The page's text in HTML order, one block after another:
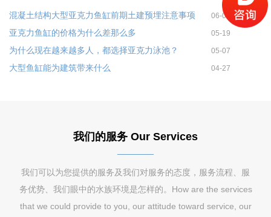
混凝土结构大型亚克力鱼缸前期土建预埋注意事项 06-02
亚克力鱼缸的价格为什么差那么多 05-19
为什么现在越来越多人，都选择亚克力泳池？ 05-07
大型鱼缸能为建筑带来什么 04-27
我们的服务 Our Services
我们可以为您提供的服务及我们对服务的态度，服务流程、服
务优势、我们眼中的水族环境是怎样的。How are the services
that we could provide to you, our attitude toward service, our